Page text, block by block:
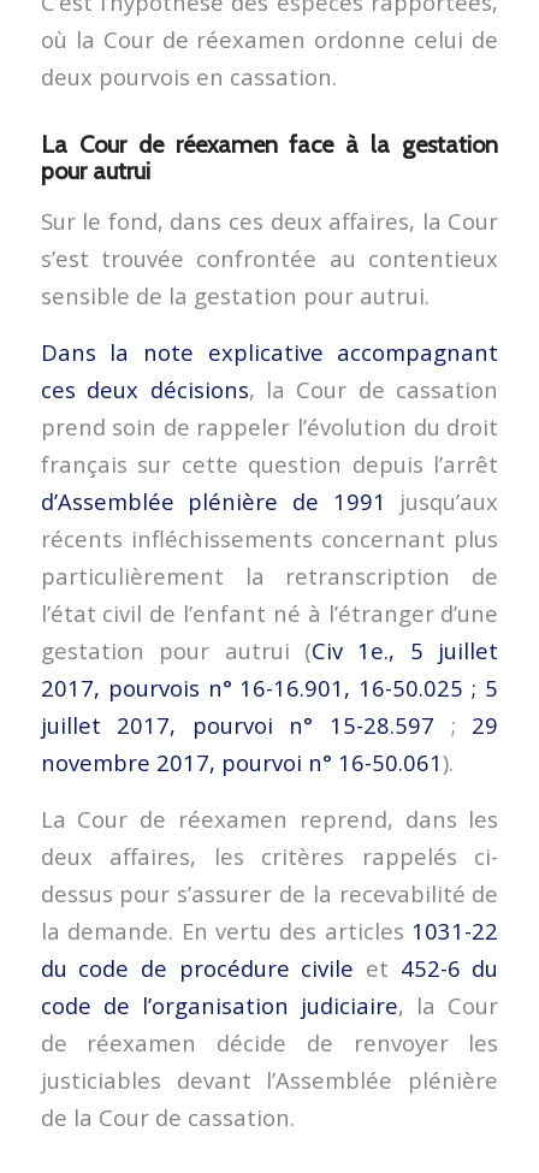
où la Cour de réexamen ordonne celui de
deux pourvois en cassation.
La Cour de réexamen face à la gestation
pour autrui
Sur le fond, dans ces deux affaires, la Cour
s’est trouvée confrontée au contentieux
sensible de la gestation pour autrui.
Dans la note explicative accompagnant
ces deux décisions, la Cour de cassation
prend soin de rappeler l’évolution du droit
français sur cette question depuis l’arrêt
d’Assemblée plénière de 1991
jusqu’aux
récents infléchissements concernant plus
particulièrement la retranscription de
l’état civil de l’enfant né à l’étranger d’une
gestation pour autrui (Civ 1e., 5 juillet
2017, pourvois n° 16-16.901, 16-50.025 ; 5
juillet 2017, pourvoi n° 15-28.597 ; 29
novembre 2017, pourvoi n° 16-50.061).
La Cour de réexamen reprend, dans les
deux affaires, les critères rappelés ci-
dessus pour s’assurer de la recevabilité de
la demande. En vertu des articles 1031-22
du code de procédure civile et 452-6 du
code de l’organisation judiciaire, la Cour
de réexamen décide de renvoyer les
justiciables devant l’Assemblée plénière
de la Cour de cassation.